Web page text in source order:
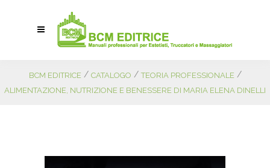
BCM EDITRICE / CATALOGO /TEORIA PROFESSIONALE /
ALIMENTAZIONE, NUTRIZIONE E BENESSERE DI MARIA ELENA DINELLI